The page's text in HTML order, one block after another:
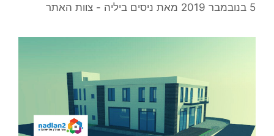
5 בנובמבר 2019 מאת ניסים ביליה - צוות האתר